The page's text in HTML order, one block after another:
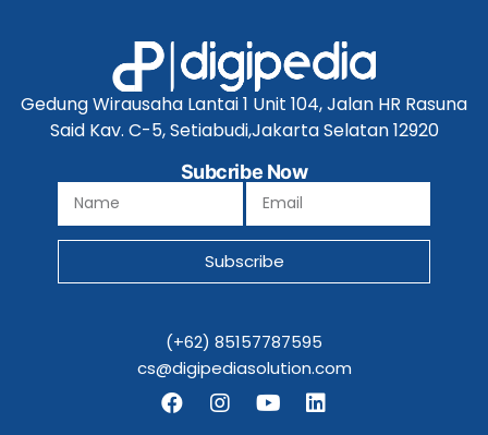
Gedung Wirausaha Lantai 1 Unit 104, Jalan HR Rasuna
Said Kav. C-5, Setiabudi,Jakarta Selatan 12920
Subcribe Now
Subscribe
(+62) 85157787595
cs@digipediasolution.com